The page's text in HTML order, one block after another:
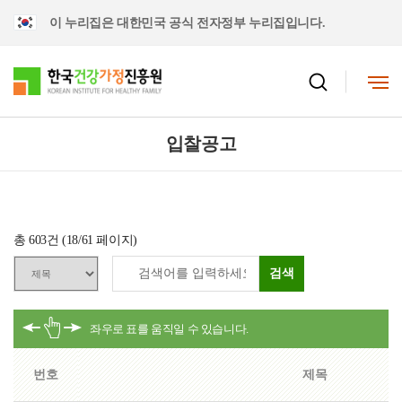
이 누리집은 대한민국 공식 전자정부 누리집입니다.
입찰공고
총603건 (18/61 페이지)
검색
번호 제목